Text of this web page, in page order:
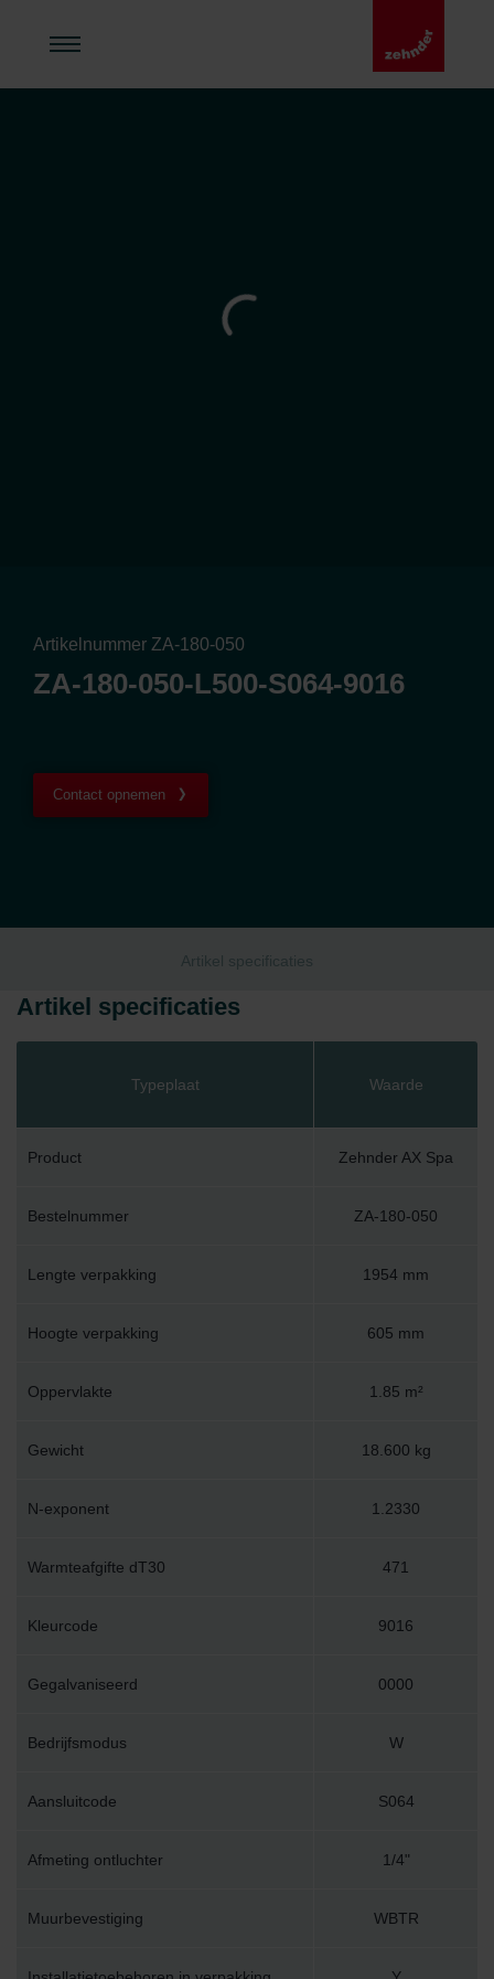
Artikelnummer ZA-180-050
ZA-180-050-L500-S064-9016
Contact opnemen
Artikel specificaties
Artikel specificaties
Typeplaat Waarde
Product Zehnder AX Spa
Bestelnummer ZA-180-050
Lengte verpakking 1954 mm
Hoogte verpakking 605 mm
Oppervlakte 1.85 m²
Gewicht 18.600 kg
N-exponent 1.2330
Warmteafgifte dT30 471
Kleurcode 9016
Gegalvaniseerd 0000
Bedrijfsmodus W
Aansluitcode S064
Afmeting ontluchter 1/4"
Muurbevestiging WBTR